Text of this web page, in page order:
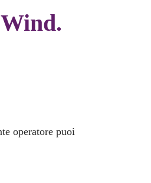
operatore puoi